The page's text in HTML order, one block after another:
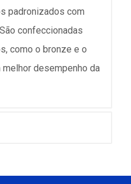
padronizados com
confeccionadas
como o bronze e o
desempenho da